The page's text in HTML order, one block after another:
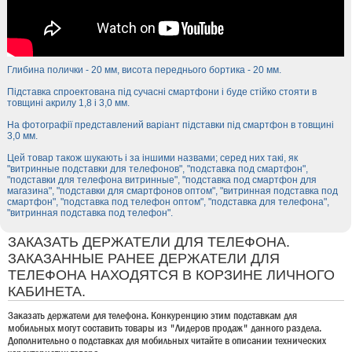
ЗАКАЗАТЬ ДЕРЖАТЕЛИ ДЛЯ ТЕЛЕФОНА.
ЗАКАЗАННЫЕ РАНЕЕ ДЕРЖАТЕЛИ ДЛЯ
ТЕЛЕФОНА НАХОДЯТСЯ В КОРЗИНЕ ЛИЧНОГО
КАБИНЕТА.
Заказать держатели для телефона. Конкуренцию этим подставкам для
мобильных могут составить товары из "Лидеров продаж" данного раздела.
Дополнительно о подставках для мобильных читайте в описании технических
Глибина полички - 20 мм, висота переднього бортика - 20 мм.
Підставка спроектована під сучасні смартфони і буде стійко стояти в
товщині акрилу 1,8 і 3,0 мм.
На фотографії представлений варіант підставки під смартфон в товщині
3,0 мм.
Цей товар також шукають і за іншими назвами; серед них такі, як
"витринные подставки для телефонов", "подставка под смартфон",
"подставки для телефона витринные", "подставка под смартфон для
магазина", "подставки для смартфонов оптом", "витринная подставка под
смартфон", "подставка под телефон оптом", "подставка для телефона",
"витринная подставка под телефон".